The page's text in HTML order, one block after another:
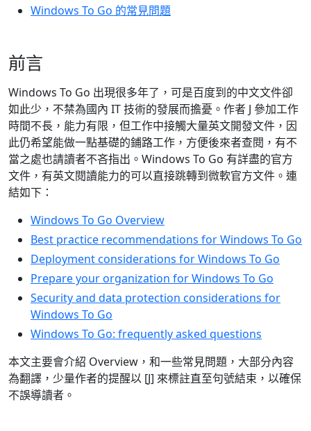
Windows To Go 的常見問題
前言
Windows To Go 出現很多年了，可是百度到的中文文件卻
如此少，不禁為國內 IT 技術的發展而擔憂。作者 J 參加工作
時間不長，能力有限，但工作中接觸大量英文開發文件，因
此仍希望能做一點基礎的鋪路工作，方便後來者查閱，有不
當之處也請讀者不吝指出。Windows To Go 有詳盡的官方
文件，有英文閱讀能力的可以直接跳轉到微軟官方文件。連
結如下：
Windows To Go Overview
Best practice recommendations for Windows To Go
Deployment considerations for Windows To Go
Prepare your organization for Windows To Go
Security and data protection considerations for
Windows To Go
Windows To Go: frequently asked questions
本文主要會介紹 Overview，和一些常見問題，大部分內容
為翻譯，少量作者的提醒以 [J] 來標註直至句號結束，以確保
不誤導讀者。